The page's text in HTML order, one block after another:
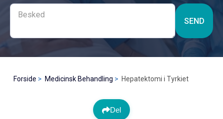
SEND
Forside Medicinsk Behandling Hepatektomi i Tyrkiet
Del